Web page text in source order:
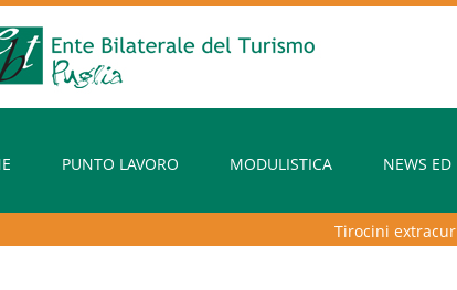
PUNTO LAVORO MODULISTICA
NEWS ED
Tirocini